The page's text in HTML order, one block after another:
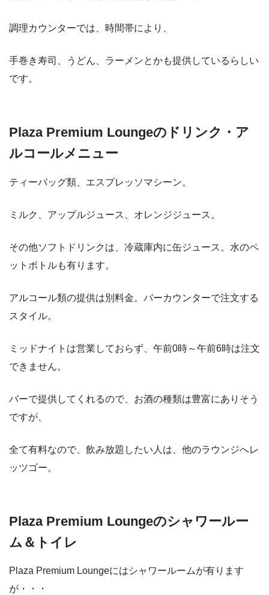
調理カウンターでは、時間帯により、
手巻き寿司、うどん、ラーメンとかも提供しているらしい
です。
Plaza Premium Loungeのドリンク・ア
ルコールメニュー
ティーバッグ類、エスプレッソマシーン。
ミルク、アップルジュース、オレンジジュース。
その他ソフトドリンクは、冷蔵庫内に缶ジュース。水のペ
ットボトルも有ります。
アルコール類の提供は別料金。バーカウンターで注文する
スタイル。
ミッドナイトは営業しておらず、午前0時～午前6時は注文
できません。
バーで提供してくれるので、お酒の種類は豊富にありそう
ですが、
全て有料なので、飲み放題したい人は、他のラウンジへレ
ッツゴー。
Plaza Premium Loungeのシャワールー
ム＆トイレ
Plaza Premium Loungeにはシャワールームが有ります
が・・・